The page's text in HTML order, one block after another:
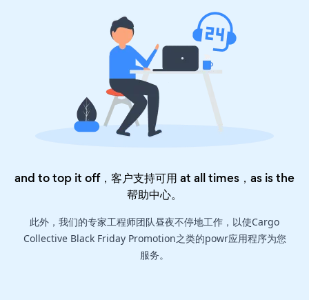
and to top it off，客户支持可用 at all times，as is the
帮助中心。
此外，我们的专家工程师团队昼夜不停地工作，以使Cargo
Collective Black Friday Promotion之类的powr应用程序为您
服务。